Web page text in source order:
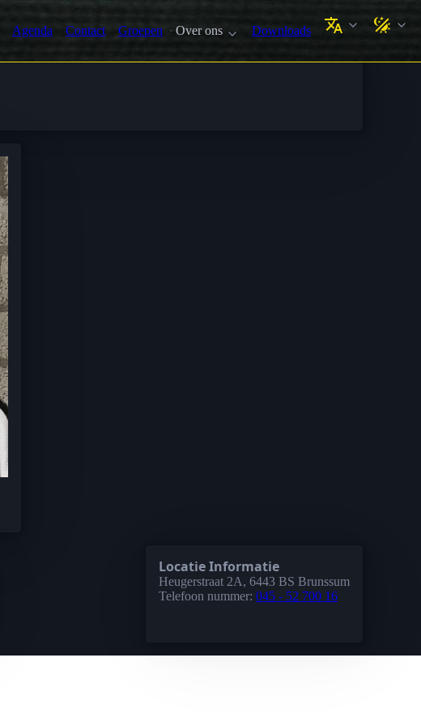
Agenda Contact Groepen Over ons Downloads
Locatie Informatie
Heugerstraat 2A, 6443 BS Brunssum
Telefoon nummer: 045 - 52 700 16